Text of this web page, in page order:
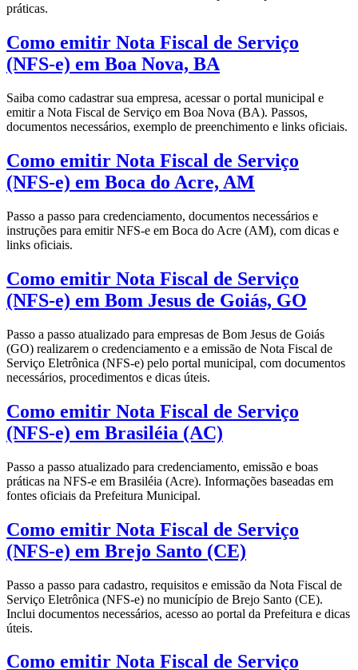
práticas.
Como emitir Nota Fiscal de Serviço
(NFS-e) em Boa Nova, BA
Saiba como cadastrar sua empresa, acessar o portal municipal e
emitir a Nota Fiscal de Serviço em Boa Nova (BA). Passos,
documentos necessários, exemplo de preenchimento e links oficiais.
Como emitir Nota Fiscal de Serviço
(NFS-e) em Boca do Acre, AM
Passo a passo para credenciamento, documentos necessários e
instruções para emitir NFS-e em Boca do Acre (AM), com dicas e
links oficiais.
Como emitir Nota Fiscal de Serviço
(NFS-e) em Bom Jesus de Goiás, GO
Passo a passo atualizado para empresas de Bom Jesus de Goiás
(GO) realizarem o credenciamento e a emissão de Nota Fiscal de
Serviço Eletrônica (NFS-e) pelo portal municipal, com documentos
necessários, procedimentos e dicas úteis.
Como emitir Nota Fiscal de Serviço
(NFS-e) em Brasiléia (AC)
Passo a passo atualizado para credenciamento, emissão e boas
práticas na NFS-e em Brasiléia (Acre). Informações baseadas em
fontes oficiais da Prefeitura Municipal.
Como emitir Nota Fiscal de Serviço
(NFS-e) em Brejo Santo (CE)
Passo a passo para cadastro, requisitos e emissão da Nota Fiscal de
Serviço Eletrônica (NFS-e) no município de Brejo Santo (CE).
Inclui documentos necessários, acesso ao portal da Prefeitura e dicas
úteis.
Como emitir Nota Fiscal de Serviço